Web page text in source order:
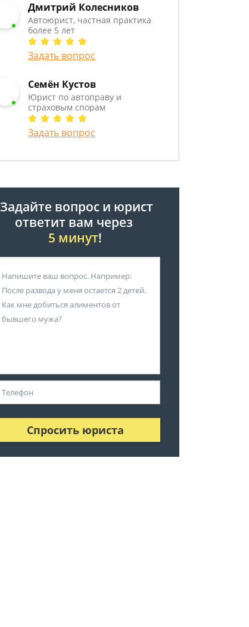
Дмитрий Колесников
Автоюрист, частная практика
более 5 лет
Задать вопрос
Семён Кустов
Юрист по автоправу и
страховым спорам
Задать вопрос
Задайте вопрос и юрист
ответит вам через
5 минут!
Спросить юриста